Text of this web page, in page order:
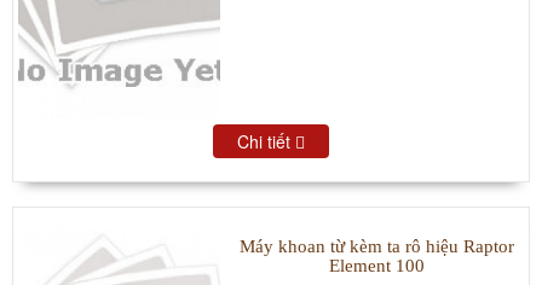
Chi tiết
Máy khoan từ kèm ta rô hiệu Raptor
Element 100